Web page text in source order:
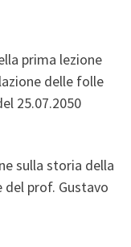
prima lezione
delle folle
25.07.2050
sulla storia della
prof. Gustavo